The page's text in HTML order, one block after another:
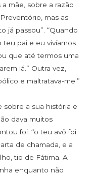
mãe, sobre a razão
mas as
já passou”. “Quando
teu pai e eu vivíamos
que até termos uma
lá.” Outra vez,
e maltratava-me.”
sobre a sua história e
dava muitos
foi: “o teu avô foi
de chamada, e a
tio de Fátima. A
enquanto não